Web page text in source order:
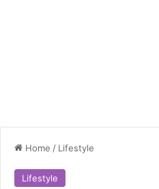
Home / Lifestyle
Lifestyle